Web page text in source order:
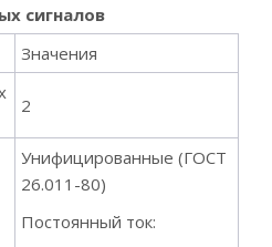
сигналов
Значения
2
Унифицированные (ГОСТ
26.011-80)
Постоянный ток: